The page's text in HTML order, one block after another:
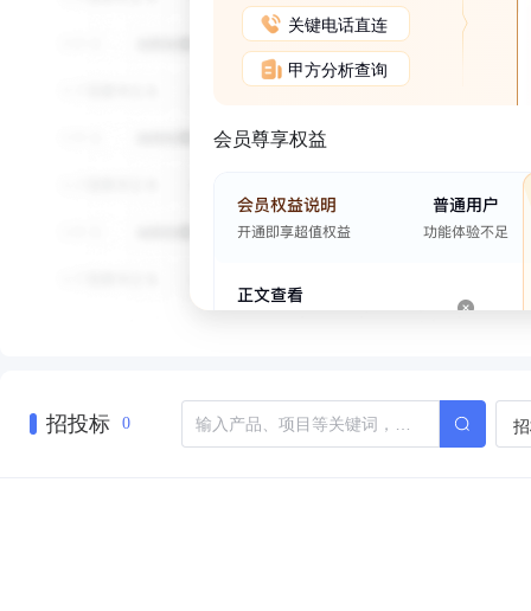
关键电话直连
甲方分析查询
会员尊享权益
招投标 0